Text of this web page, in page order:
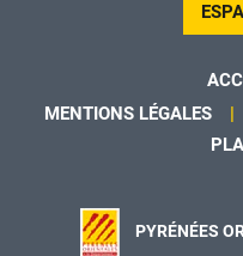
MENTIONS LÉGALES
PYRÉNÉES